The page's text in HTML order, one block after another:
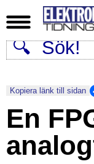
Kopiera länk till sidan
En